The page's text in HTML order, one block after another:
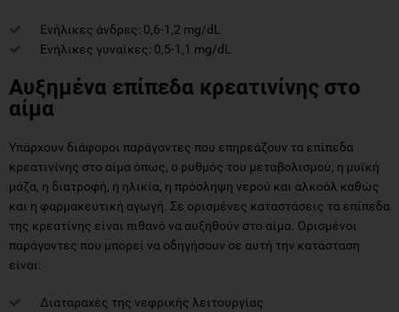
Ενήλικες άνδρες: 0,6-1,2 mg/dL
Ενήλικες γυναίκες: 0,5-1,1 mg/dL
Αυξημένα επίπεδα κρεατινίνης στο
αίμα
Υπάρχουν διάφοροι παράγοντες που επηρεάζουν τα επίπεδα
κρεατινίνης στο αίμα όπως, ο ρυθμός του μεταβολισμού, η μυϊκή
μάζα, η διατροφή, η ηλικία, η πρόσληψη νερού και αλκοόλ καθώς
και η φαρμακευτική αγωγή. Σε ορισμένες καταστάσεις τα επίπεδα
της κρεατίνης είναι πιθανό να αυξηθούν στο αίμα. Ορισμένοι
παράγοντες που μπορεί να οδηγήσουν σε αυτή την κατάσταση
είναι:
Διαταραχές της νεφρικής λειτουργίας